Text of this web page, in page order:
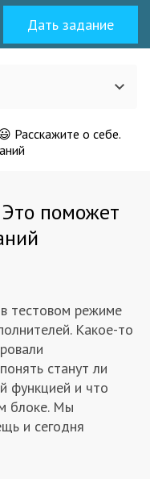
Дать задание
Расскажите о себе.
Это поможет
тестовом режиме
Какое-то
станут ли
функцией и что
блоке. Мы
и сегодня